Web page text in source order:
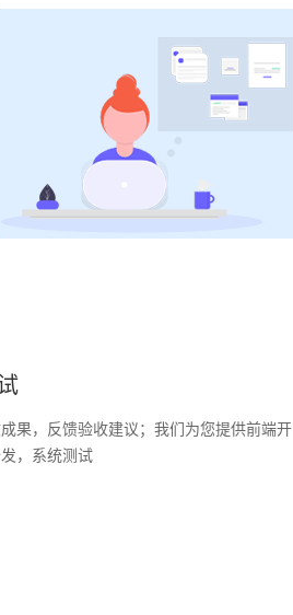
果，反馈验收建议；我们为您提供前端开
，系统测试